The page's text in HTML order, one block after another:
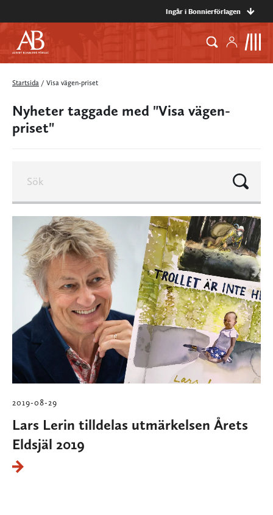
Ingår i Bonnierförlagen
Startsida / Visa vägen-priset
Nyheter taggade med "Visa vägen-
priset"
2019-08-29
Lars Lerin tilldelas utmärkelsen Årets
Eldsjäl 2019